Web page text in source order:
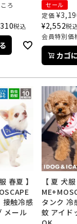
ろ
税込
セール
定価 ¥
¥2,552税
会員特別価
カゴ
春夏 】
接触冷感
メール
【 夏 犬
タンク 冷
蚊 アイド